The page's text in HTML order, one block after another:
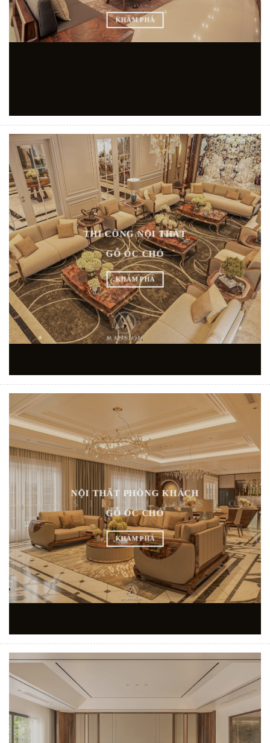
KHÁM PHÁ
THI CÔNG NỘI THẤT
GỖ ÓC CHÓ
KHÁM PHÁ
NỘI THẤT PHÒNG KHÁCH
GỖ ÓC CHÓ
KHÁM PHÁ